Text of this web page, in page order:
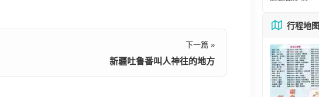
下一篇 »
新疆吐鲁番叫人神往的地方
行程地图